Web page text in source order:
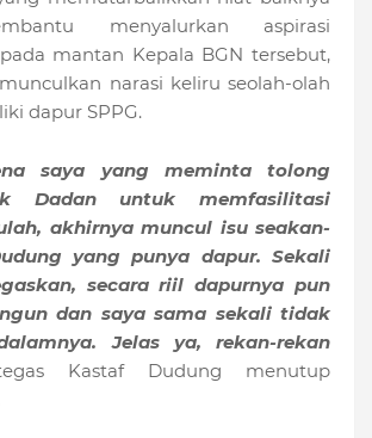
menyalurkan aspirasi
mantan Kepala BGN tersebut,
narasi keliru seolah-olah
dapur SPPG.
saya yang meminta tolong
Dadan untuk memfasilitasi
akhirnya muncul isu seakan-
yang punya dapur. Sekali
secara riil dapurnya pun
dan saya sama sekali tidak
Jelas ya, rekan-rekan
Kastaf Dudung menutup